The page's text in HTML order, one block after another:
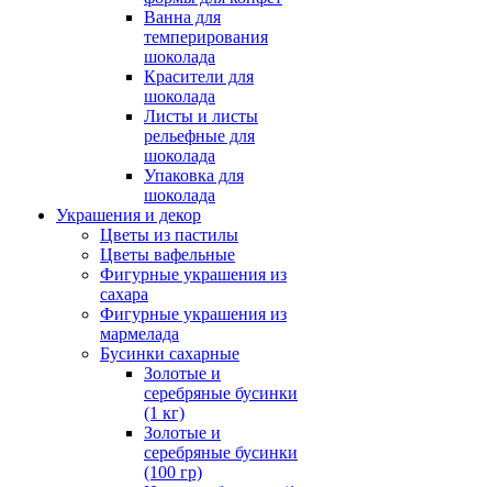
Ванна для
темперирования
шоколада
Красители для
шоколада
Листы и листы
рельефные для
шоколада
Упаковка для
шоколада
Украшения и декор
Цветы из пастилы
Цветы вафельные
Фигурные украшения из
сахара
Фигурные украшения из
мармелада
Бусинки сахарные
Золотые и
серебряные бусинки
(1 кг)
Золотые и
серебряные бусинки
(100 гр)